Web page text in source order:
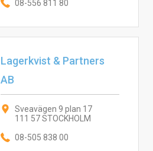
08-556 811 80
Lagerkvist & Partners
AB
Sveavägen 9 plan 17
111 57 STOCKHOLM
08-505 838 00